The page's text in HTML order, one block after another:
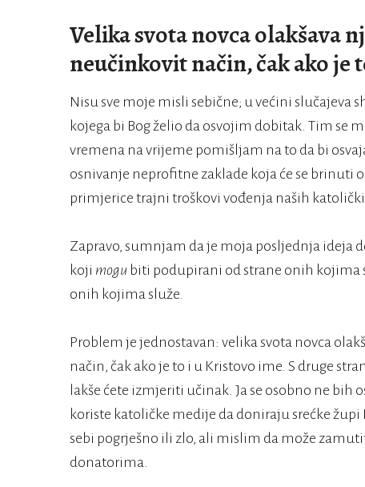
Velika svota novca olakšava
neučinkovit način, čak ako je
Nisu sve moje misli sebične; u većini slučajeva
kojega bi Bog želio da osvojim dobitak. Tim se
vremena na vrijeme pomišljam na to da bi
osnivanje neprofitne zaklade koja će se brinuti
primjerice trajni troškovi vođenja naših
Zapravo, sumnjam da je moja posljednja ideja
koji mogu biti podupirani od strane onih kojima
onih kojima služe.
Problem je jednostavan: velika svota novca
način, čak ako je to i u Kristovo ime. S druge
lakše ćete izmjeriti učinak. Ja se osobno ne bih
koriste katoličke medije da doniraju srećke župi
sebi pogrješno ili zlo, ali mislim da može
donatorima.